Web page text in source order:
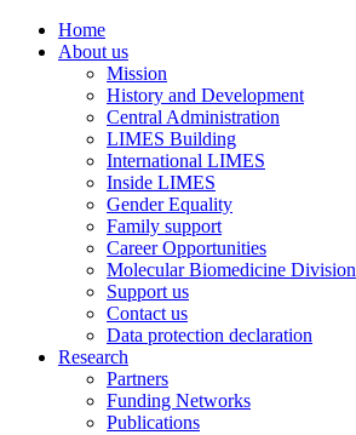
Home
About us
Mission
History and Development
Central Administration
LIMES Building
International LIMES
Inside LIMES
Gender Equality
Family support
Career Opportunities
Molecular Biomedicine Division
Support us
Contact us
Data protection declaration
Research
Partners
Funding Networks
Publications